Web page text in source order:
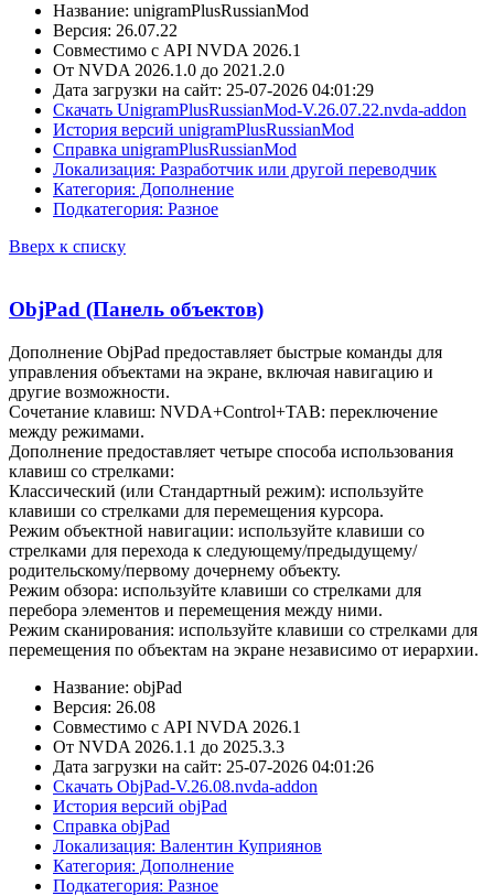
Название: unigramPlusRussianMod
Версия: 26.07.22
Совместимо с API NVDA 2026.1
От NVDA 2026.1.0 до 2021.2.0
Дата загрузки на сайт: 25-07-2026 04:01:29
Скачать UnigramPlusRussianMod-V.26.07.22.nvda-addon
История версий unigramPlusRussianMod
Справка unigramPlusRussianMod
Локализация: Разработчик или другой переводчик
Категория: Дополнение
Подкатегория: Разное
Вверх к списку
ObjPad (Панель объектов)
Дополнение ObjPad предоставляет быстрые команды для
управления объектами на экране, включая навигацию и
другие возможности.
Сочетание клавиш: NVDA+Control+TAB: переключение
между режимами.
Дополнение предоставляет четыре способа использования
клавиш со стрелками:
Классический (или Стандартный режим): используйте
клавиши со стрелками для перемещения курсора.
Режим объектной навигации: используйте клавиши со
стрелками для перехода к следующему/предыдущему/
родительскому/первому дочернему объекту.
Режим обзора: используйте клавиши со стрелками для
перебора элементов и перемещения между ними.
Режим сканирования: используйте клавиши со стрелками для
перемещения по объектам на экране независимо от иерархии.
Название: objPad
Версия: 26.08
Совместимо с API NVDA 2026.1
От NVDA 2026.1.1 до 2025.3.3
Дата загрузки на сайт: 25-07-2026 04:01:26
Скачать ObjPad-V.26.08.nvda-addon
История версий objPad
Справка objPad
Локализация: Валентин Куприянов
Категория: Дополнение
Подкатегория: Разное